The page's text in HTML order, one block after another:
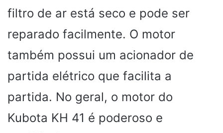
filtro de ar está seco e pode ser
reparado facilmente. O motor
também possui um acionador de
partida elétrico que facilita a
partida. No geral, o motor do
Kubota KH 41 é poderoso e